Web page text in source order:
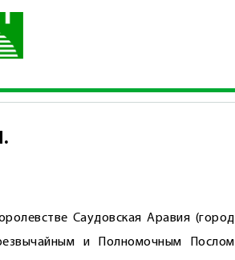
Саудовская Аравия (город
и Полномочным Послом